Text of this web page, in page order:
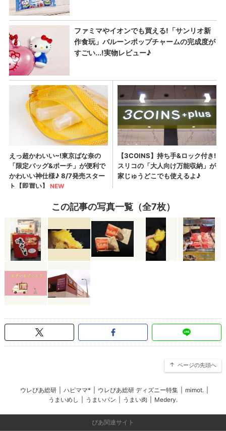
この記事の写真一覧（全7枚）
ページの先頭へ
ウレぴあ総研 ハピママ* ウレぴあ総研 ディズニー特集 mimot.
うまいめし
うまいパン うまい肉 Medery.
ぴあ関連サイト